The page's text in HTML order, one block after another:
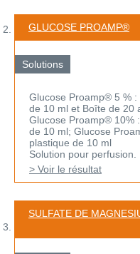
GLUCOSE PROAMP®
Solutions
Glucose Proamp® 5 %
de 10 ml et Boîte de 20
Glucose Proamp® 10%
de 10 ml; Glucose
plastique de 10 ml
Solution pour perfusion.
> Voir le résultat
SULFATE DE